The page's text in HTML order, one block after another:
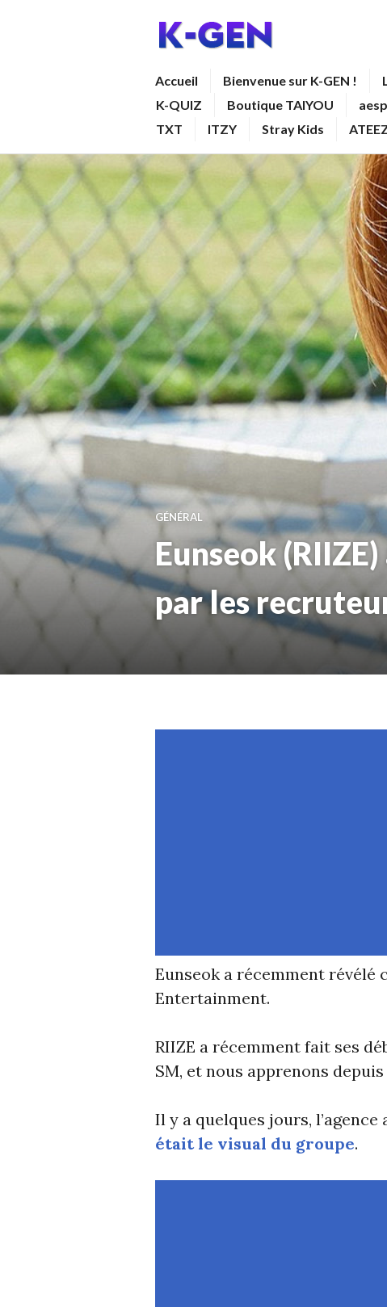
Accueil Bienvenue sur K-GEN !
K-QUIZ
Boutique TAIYOU
TXT
ITZY Stray Kids
GÉNÉRAL
Eunseok
par les
Eunseok a récemment révélé
Entertainment.
RIIZE a récemment fait ses
SM, et nous apprenons
Il y a quelques jours, l’agence
était le visual du groupe.